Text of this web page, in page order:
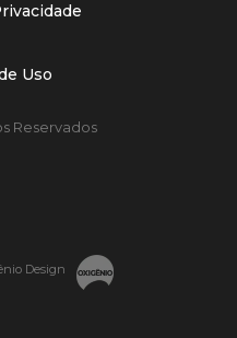
Uso
Reservados
Design